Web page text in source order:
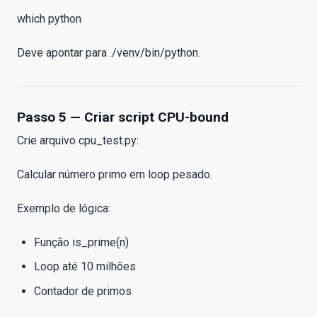
which python
Deve apontar para ./venv/bin/python.
Passo 5 — Criar script CPU-bound
Crie arquivo cpu_test.py:
Calcular número primo em loop pesado.
Exemplo de lógica:
Função is_prime(n)
Loop até 10 milhões
Contador de primos